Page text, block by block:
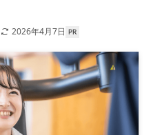
2026年4月7日